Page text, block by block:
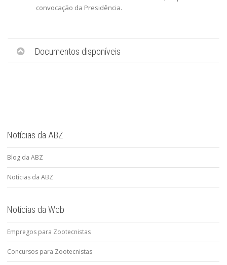
convocação da Presidência.
Documentos disponíveis
Notícias da ABZ
Blog da ABZ
Notícias da ABZ
Notícias da Web
Empregos para Zootecnistas
Concursos para Zootecnistas